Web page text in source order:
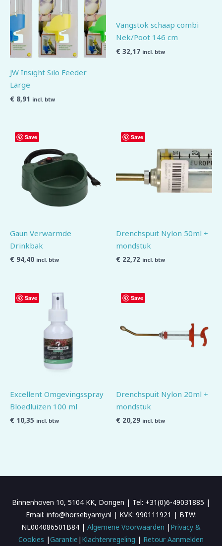
JW Insight Silo Feeder
Large
€ 8,91 incl. btw
Vangstok schaap combi
Nek/Poot 146 cm
€ 32,17 incl. btw
Save
Gaun Verwarmde
Drinkbak
€ 94,40 incl. btw
Save
Drenchspuit Nylon 50ml +
mondstuk
€ 22,72 incl. btw
Save
Excellent Omgevingsspray
Bloedluizen 100 ml
€ 10,35 incl. btw
Save
Drenchspuit Nylon 20ml +
mondstuk
€ 20,29 incl. btw
Binnenhoven 10, 5104 KK, Dongen | Tel: +31(0)6-49031885 |
Email: info@horsebyamy.nl | KVK: 990111921 | BTW:
NL004086501B84 | Algemene Voorwaarden | Privacy &
Cookies |Garantie | Klachtenregeling | Retour Aanmelden